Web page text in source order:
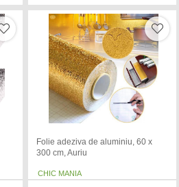
Folie adeziva de aluminiu, 60 x
300 cm, Auriu
CHIC MANIA